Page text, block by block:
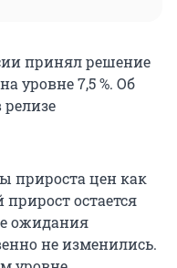
принял решение
уровне 7,5 %. Об
релизе
прироста цен как
остается
ожидания
не изменились.